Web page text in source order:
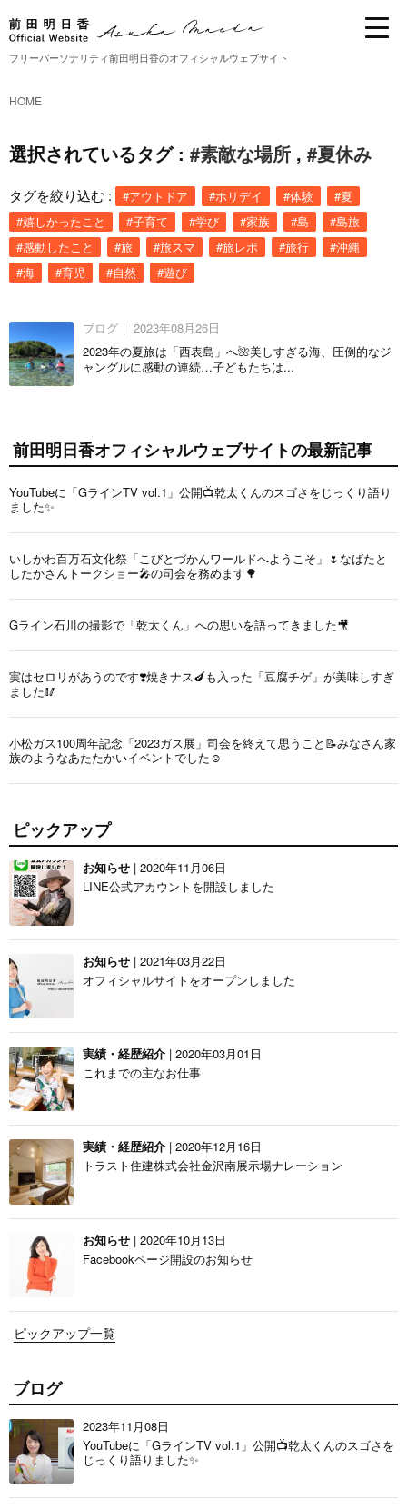
フリーパーソナリティ前田明日香のオフィシャルウェブサイト
HOME
選択されているタグ : #素敵な場所 , #夏休み
タグを絞り込む : #アウトドア #ホリデイ #体験
#夏
#嬉しかったこと
#子育て #学び #家族 #島
#島旅
#感動したこと
#旅 #旅スマ #旅レポ #旅行
#沖縄
#海
#育児 #自然 #遊び
ブログ｜2023年08月26日
2023年の夏旅は「西表島」へ🌺美しすぎる海、圧倒的なジ
ャングルに感動の連続…子どもたちは...
前田明日香オフィシャルウェブサイトの最新記事
YouTubeに「GラインTV vol.1」公開📺乾太くんのスゴさをじっくり語り
ました✨
いしかわ百万石文化祭「こびとづかんワールドへようこそ」🌷なばたと
したかさんトークショー🎤の司会を務めます🌳
Gライン石川の撮影で「乾太くん」への思いを語ってきました🎥
実はセロリがあうのです❣️焼きナス🍆も入った「豆腐チゲ」が美味しすぎ
ました🥢
小松ガス100周年記念「2023ガス展」司会を終えて思うこと📝みなさん家
族のようなあたたかいイベントでした☺️
ピックアップ
お知らせ | 2020年11月06日
LINE公式アカウントを開設しました
お知らせ | 2021年03月22日
オフィシャルサイトをオープンしました
実績・経歴紹介 | 2020年03月01日
これまでの主なお仕事
実績・経歴紹介 | 2020年12月16日
トラスト住建株式会社金沢南展示場ナレーション
お知らせ | 2020年10月13日
Facebookページ開設のお知らせ
ピックアップ一覧
ブログ
2023年11月08日
YouTubeに「GラインTV vol.1」公開📺乾太くんのスゴさを
じっくり語りました✨